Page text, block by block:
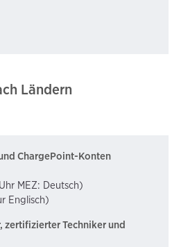
Ländern
ChargePoint-Konten
MEZ: Deutsch)
Englisch)
zertifizierter Techniker und